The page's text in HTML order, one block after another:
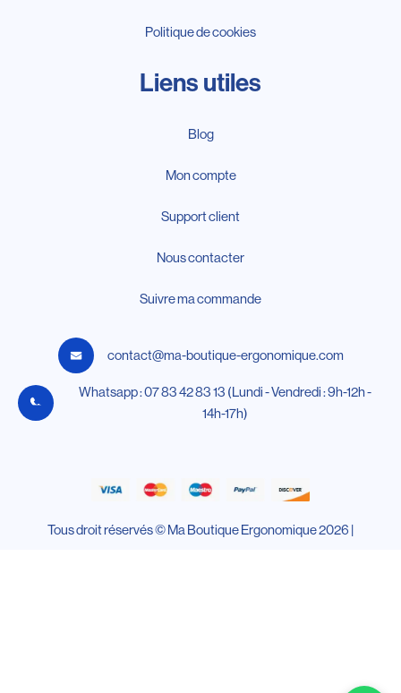
Politique de cookies
Liens utiles
Blog
Mon compte
Support client
Nous contacter
Suivre ma commande
contact@ma-boutique-ergonomique.com
Whatsapp : 07 83 42 83 13 (Lundi - Vendredi : 9h-12h -
14h-17h)
Tous droit réservés © Ma Boutique Ergonomique 2026 |